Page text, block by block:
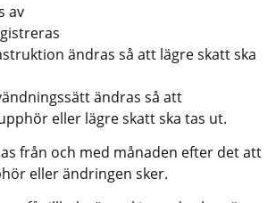
av
ändras så att lägre skatt ska
ändras så att
eller lägre skatt ska tas ut.
från och med månaden efter det att
eller ändringen sker.